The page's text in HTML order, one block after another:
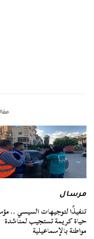
مرسال
تنفيذًا لتوجيهات السيسي ..
حياة كريمة تستجيب لمناشدة
مواطنة بالإسماعيلية